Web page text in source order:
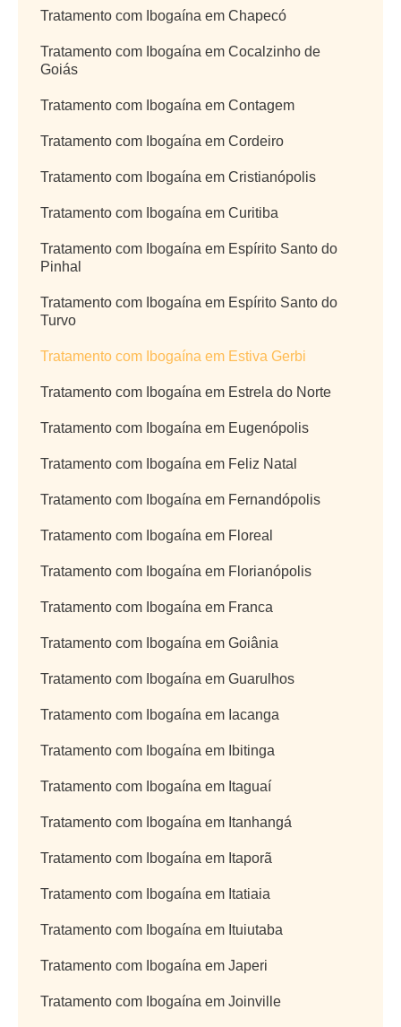
Tratamento com Ibogaína em Chapecó
Tratamento com Ibogaína em Cocalzinho de
Goiás
Tratamento com Ibogaína em Contagem
Tratamento com Ibogaína em Cordeiro
Tratamento com Ibogaína em Cristianópolis
Tratamento com Ibogaína em Curitiba
Tratamento com Ibogaína em Espírito Santo do
Pinhal
Tratamento com Ibogaína em Espírito Santo do
Turvo
Tratamento com Ibogaína em Estiva Gerbi
Tratamento com Ibogaína em Estrela do Norte
Tratamento com Ibogaína em Eugenópolis
Tratamento com Ibogaína em Feliz Natal
Tratamento com Ibogaína em Fernandópolis
Tratamento com Ibogaína em Floreal
Tratamento com Ibogaína em Florianópolis
Tratamento com Ibogaína em Franca
Tratamento com Ibogaína em Goiânia
Tratamento com Ibogaína em Guarulhos
Tratamento com Ibogaína em Iacanga
Tratamento com Ibogaína em Ibitinga
Tratamento com Ibogaína em Itaguaí
Tratamento com Ibogaína em Itanhangá
Tratamento com Ibogaína em Itaporã
Tratamento com Ibogaína em Itatiaia
Tratamento com Ibogaína em Ituiutaba
Tratamento com Ibogaína em Japeri
Tratamento com Ibogaína em Joinville